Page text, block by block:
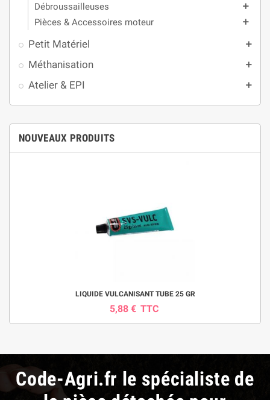
Débroussailleuses add
Pièces & Accessoires moteur add
Petit Matériel add
Méthanisation add
Atelier & EPI add
NOUVEAUX PRODUITS
LIQUIDE VULCANISANT TUBE 25 GR
5,88 € TTC
Code-Agri.fr le spécialiste de